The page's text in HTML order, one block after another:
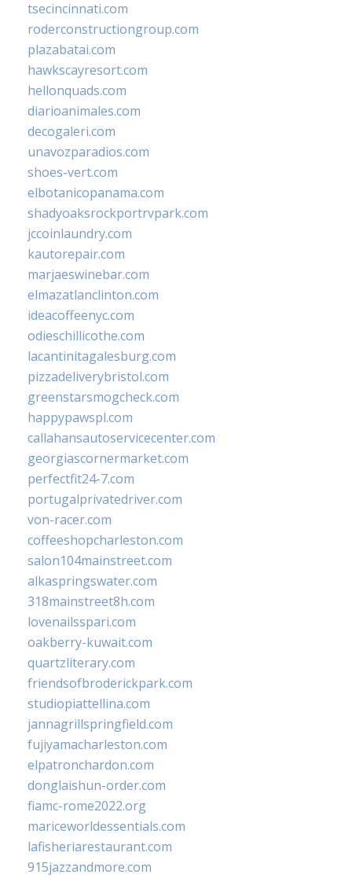
tsecincinnati.com
roderconstructiongroup.com
plazabatai.com
hawkscayresort.com
hellonquads.com
diarioanimales.com
decogaleri.com
unavozparadios.com
shoes-vert.com
elbotanicopanama.com
shadyoaksrockportrvpark.com
jccoinlaundry.com
kautorepair.com
marjaeswinebar.com
elmazatlanclinton.com
ideacoffeenyc.com
odieschillicothe.com
lacantinitagalesburg.com
pizzadeliverybristol.com
greenstarsmogcheck.com
happypawspl.com
callahansautoservicecenter.com
georgiascornermarket.com
perfectfit24-7.com
portugalprivatedriver.com
von-racer.com
coffeeshopcharleston.com
salon104mainstreet.com
alkaspringswater.com
318mainstreet8h.com
lovenailsspari.com
oakberry-kuwait.com
quartzliterary.com
friendsofbroderickpark.com
studiopiattellina.com
jannagrillspringfield.com
fujiyamacharleston.com
elpatronchardon.com
donglaishun-order.com
fiamc-rome2022.org
mariceworldessentials.com
lafisheriarestaurant.com
915jazzandmore.com